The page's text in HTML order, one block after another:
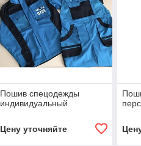
Пошив спецодежды
индивидуальный
Цену уточняйте